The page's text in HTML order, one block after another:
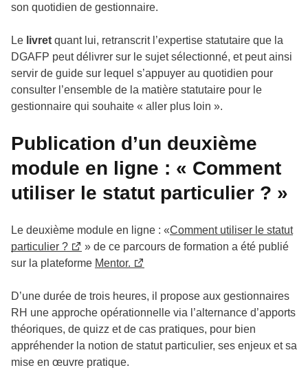
son quotidien de gestionnaire.
Le livret quant lui, retranscrit l’expertise statutaire que la
DGAFP peut délivrer sur le sujet sélectionné, et peut ainsi
servir de guide sur lequel s’appuyer au quotidien pour
consulter l’ensemble de la matière statutaire pour le
gestionnaire qui souhaite « aller plus loin ».
Publication d’un deuxième
module en ligne : « Comment
utiliser le statut particulier ? »
Le deuxième module en ligne : «Comment utiliser le statut
particulier ?
» de ce parcours de formation a été publié
sur la plateforme Mentor.
D’une durée de trois heures, il propose aux gestionnaires
RH une approche opérationnelle via l’alternance d’apports
théoriques, de quizz et de cas pratiques, pour bien
appréhender la notion de statut particulier, ses enjeux et sa
mise en œuvre pratique.